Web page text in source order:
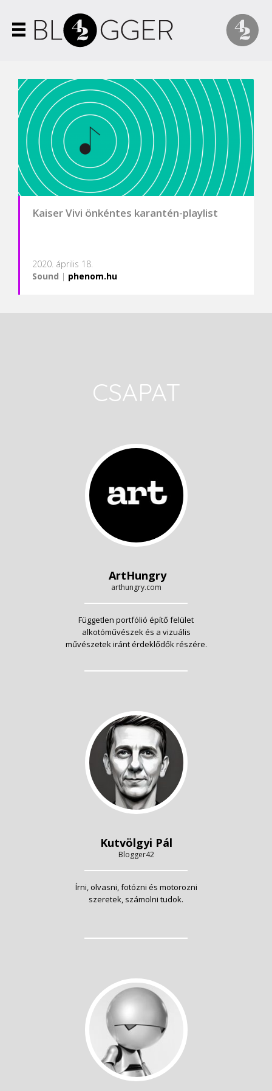
Kaiser Vivi önkéntes karantén-playlist
2020. április 18.
Sound | phenom.hu
CSAPAT
ArtHungry
arthungry.com
Független portfólió építő felület
alkotóművészek és a vizuális
művészetek iránt érdeklődők részére.
Kutvölgyi Pál
Blogger42
Írni, olvasni, fotózni és motorozni
szeretek, számolni tudok.